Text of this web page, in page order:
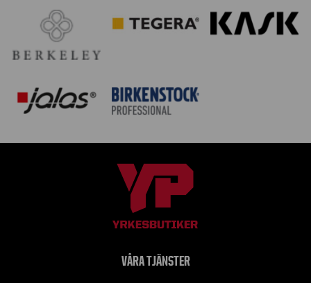
VÅRA TJÄNSTER